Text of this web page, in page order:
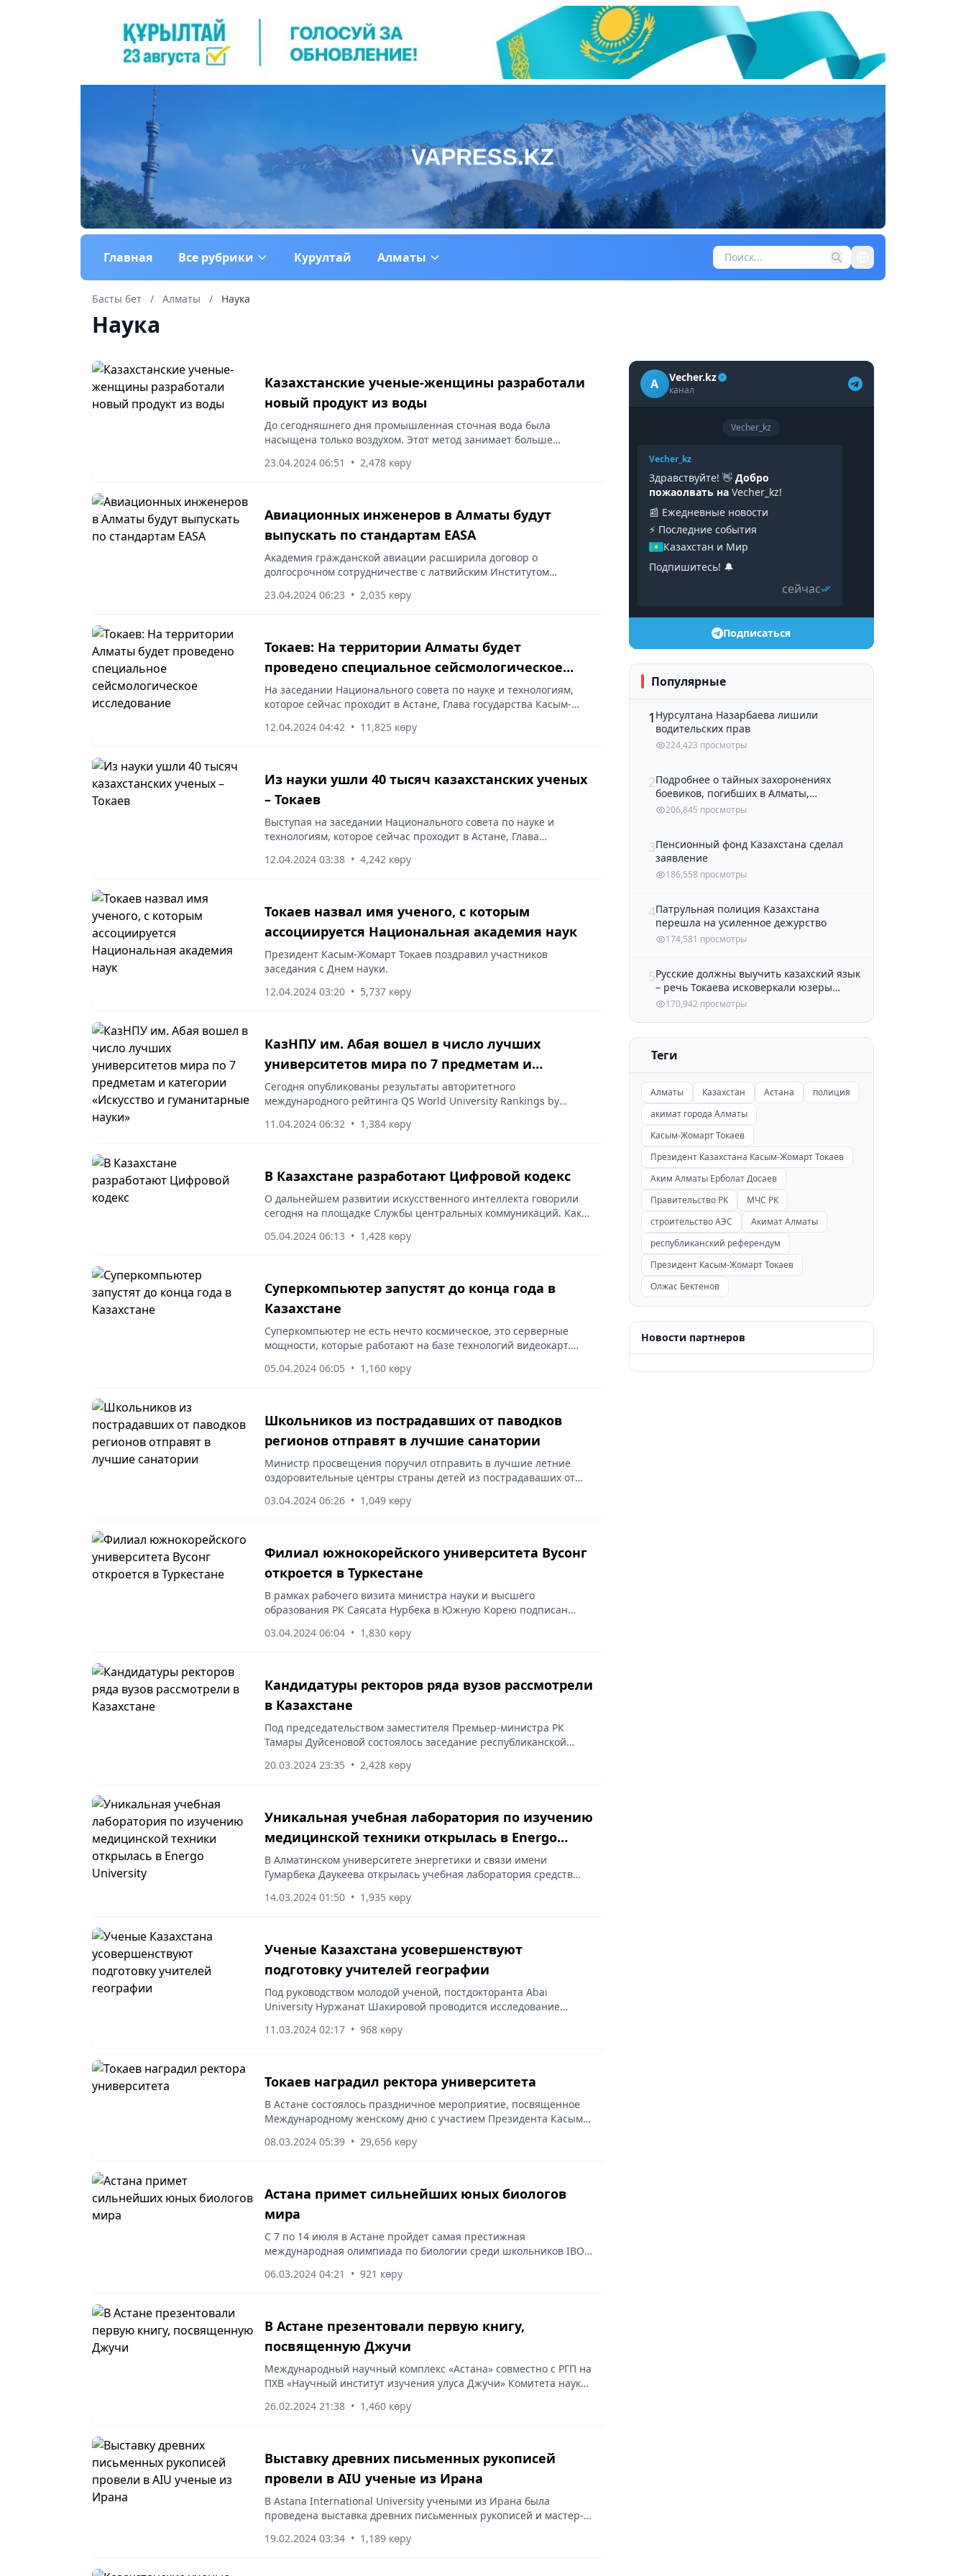
Главная Все рубрики Курултай Алматы
Басты бет / Алматы / Наука
Наука
Казахстанские ученые-женщины разработали
новый продукт из воды
До сегодняшнего дня промышленная сточная вода была
насыщена только воздухом. Этот метод занимает больше
всего 21-22% кислорода, а чистый...
23.04.2024 06:51 • 2,478 көру
Авиационных инженеров в Алматы будут
выпускать по стандартам EASA
Академия гражданской авиации расширила договор о
долгосрочном сотрудничестве с латвийским Институтом
предусматривает помощь вуза по созданию и...
23.04.2024 06:23 • 2,035 көру
Токаев: На территории Алматы будет
проведено специальное сейсмологическое
исследование
На заседании Национального совета по науке и технологиям,
которое сейчас проходит в Астане, Глава государства Касым-
укреплять потенциал...
12.04.2024 04:42 • 11,825 көру
Из науки ушли 40 тысяч казахстанских ученых
– Токаев
Выступая на заседании Национального совета по науке и
технологиям, которое сейчас проходит в Астане, Глава
в стране.
12.04.2024 03:38 • 4,242 көру
Токаев назвал имя ученого, с которым
ассоциируется Национальная академия наук
Президент Касым-Жомарт Токаев поздравил участников
заседания с Днем науки.
12.04.2024 03:20 • 5,737 көру
КазНПУ им. Абая вошел в число лучших
университетов мира по 7 предметам и
категории «Искусство и гуманитарные науки»
Сегодня опубликованы результаты авторитетного
международного рейтинга QS World University Rankings by
одним из лучших университетов мира...
11.04.2024 06:32 • 1,384 көру
В Казахстане разработают Цифровой кодекс
О дальнейшем развитии искусственного интеллекта говорили
сегодня на площадке Службы центральных коммуникаций. Как
Министерства цифрового развития,...
05.04.2024 06:13 • 1,428 көру
Суперкомпьютер запустят до конца года в
Казахстане
Суперкомпьютер не есть нечто космическое, это серверные
мощности, которые работают на базе технологий видеокарт.
«Национальные информационные...
05.04.2024 06:05 • 1,160 көру
Школьников из пострадавших от паводков
регионов отправят в лучшие санатории
Министр просвещения поручил отправить в лучшие летние
оздоровительные центры страны детей из пострадаваших от
совещании Министерства...
03.04.2024 06:26 • 1,049 көру
Филиал южнокорейского университета Вусонг
откроется в Туркестане
В рамках рабочего визита министра науки и высшего
образования РК Саясата Нурбека в Южную Корею подписан
университета Вусонг между акиматом...
03.04.2024 06:04 • 1,830 көру
Кандидатуры ректоров ряда вузов рассмотрели
в Казахстане
Под председательством заместителя Премьер-министра РК
Тамары Дуйсеновой состоялось заседание республиканской
высших учебных заведений. В...
20.03.2024 23:35 • 2,428 көру
Уникальная учебная лаборатория по изучению
медицинской техники открылась в Energo
University
В Алматинском университете энергетики и связи имени
Гумарбека Даукеева открылась учебная лаборатория средств
специальности «Биотехнические и...
14.03.2024 01:50 • 1,935 көру
Ученые Казахстана усовершенствуют
подготовку учителей географии
Под руководством молодой ученой, постдокторанта Abai
University Нуржанат Шакировой проводится исследование
целей устойчивого развития в...
11.03.2024 02:17 • 968 көру
Токаев наградил ректора университета
В Астане состоялось праздничное мероприятие, посвященное
Международному женскому дню с участием Президента Касым-
08.03.2024 05:39 • 29,656 көру
Астана примет сильнейших юных биологов
мира
С 7 по 14 июля в Астане пройдет самая престижная
международная олимпиада по биологии среди школьников IBO-
из 80 стран мира.
06.03.2024 04:21 • 921 көру
В Астане презентовали первую книгу,
посвященную Джучи
Международный научный комплекс «Астана» совместно с РГП на
ПХВ «Научный институт изучения улуса Джучи» Комитета науки
презентацию книги «Джучи»,...
26.02.2024 21:38 • 1,460 көру
Выставку древних письменных рукописей
провели в АIU ученые из Ирана
В Astana International University учеными из Ирана была
проведена выставка древних письменных рукописей и мастер-
19.02.2024 03:34 • 1,189 көру
A Vecher.kz
канал
Vecher_kz
Vecher_kz
Здравствуйте! 👋 Добро
пожаолвать наVecher_kz!
📰 Ежедневные новости
⚡️ Последние события
Казахстан и Мир
Подпишитесь! 🔔
сейчас
Подписаться
Популярные
1 Нурсултана Назарбаева лишили
водительских прав
224,423 просмотры
2Подробнее о тайных захоронениях
боевиков, погибших в Алматы,
рассказали в полиции
206,845 просмотры
3Пенсионный фонд Казахстана сделал
заявление
186,558 просмотры
4Патрульная полиция Казахстана
перешла на усиленное дежурство
174,581 просмотры
5Русские должны выучить казахский язык
– речь Токаева исковеркали юзеры
Казнета
170,942 просмотры
Теги
Алматы Казахстан Астана
полиция
акимат города Алматы
Касым-Жомарт Токаев
Президент Казахстана Касым-Жомарт Токаев
Аким Алматы Ерболат Досаев
Правительство РК
МЧС РК
строительство АЭС
Акимат Алматы
республиканский референдум
Президент Касым-Жомарт Токаев
Олжас Бектенов
Новости партнеров